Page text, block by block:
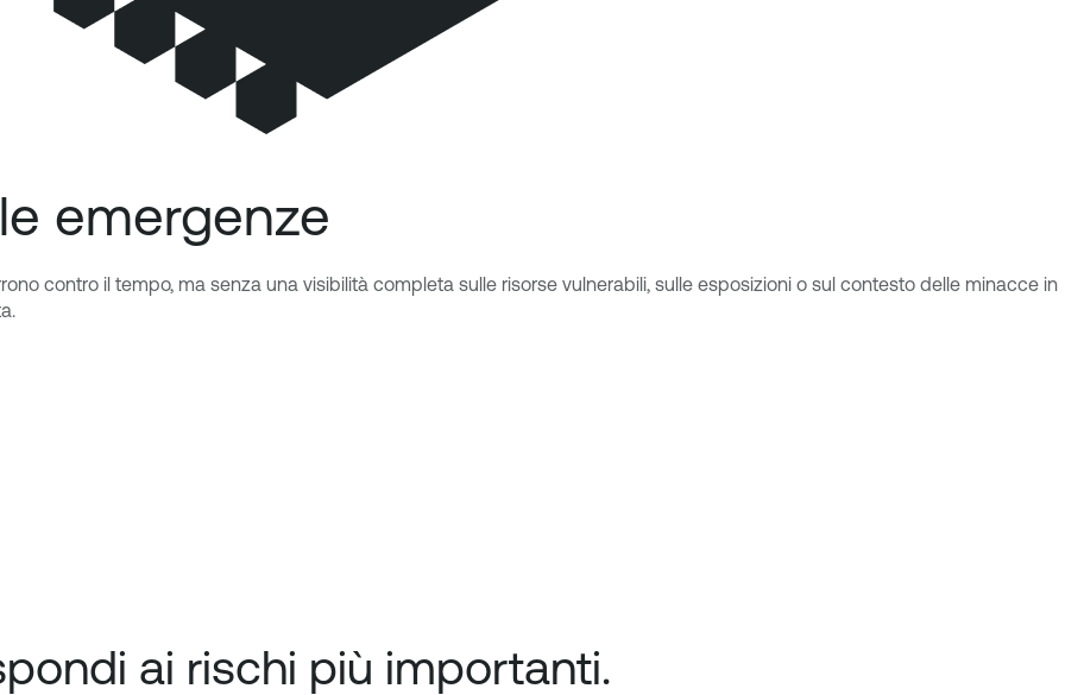
emergenze
contro il tempo, ma senza una visibilità completa sulle risorse vulnerabili, sulle esposizioni o sul contesto delle minacce in
ai rischi più importanti.